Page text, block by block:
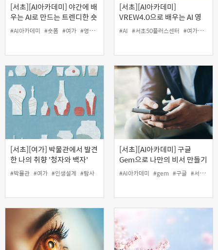
[서초][AI아카데미] 야간에 배
우는 AI로 만드는 트렌디한 숏
폼 콘텐츠 제작
#AI아카데미 #숏폼 #여가 #영상 #인생설계
[서초][AI아카데미]
VREW4.0으로 배우는 AI 영
상 제작하기
#AI #서초50플러스센터 #여가 #영상
[서초][여가] 박물관에서 발견
한 나의 취향 '청자와 백자'
#박물관 #여가 #인생설계 #탐사
[서초][AI아카데미] 구글
Gem으로 나만의 비서 만들기
(야간)
#AI아카데미 #gem #구글 #서초50플러스센터